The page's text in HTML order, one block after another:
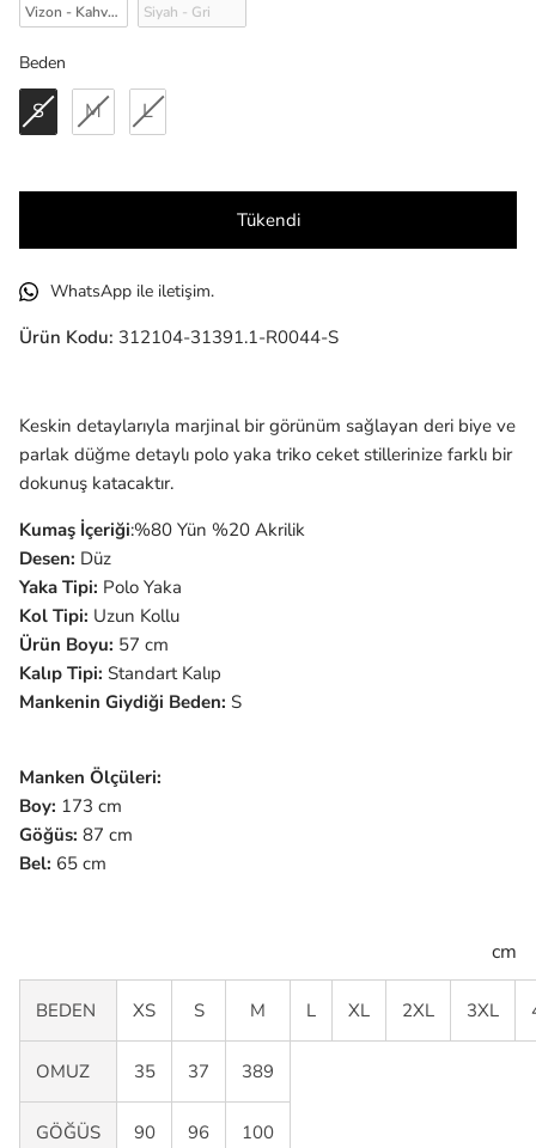
Vizon - KahverengiSiyah - Gri
Beden
Beden
S M L
Tükendi
WhatsApp ile iletişim.
Ürün Kodu: 312104-31391.1-R0044-S
Keskin detaylarıyla marjinal bir görünüm sağlayan deri biye ve
parlak düğme detaylı polo yaka triko ceket stillerinize farklı bir
dokunuş katacaktır.
Kumaş İçeriği:%80 Yün %20 Akrilik
Desen: Düz
Yaka Tipi: Polo Yaka
Kol Tipi: Uzun Kollu
Ürün Boyu: 57 cm
Kalıp Tipi: Standart Kalıp
Mankenin Giydiği Beden: S
Manken Ölçüleri:
Boy: 173 cm
Göğüs: 87 cm
Bel: 65 cm
cm
BEDEN XS S M L XL 2XL 3XL
OMUZ 35 37 389
GÖĞÜS 90 96 100